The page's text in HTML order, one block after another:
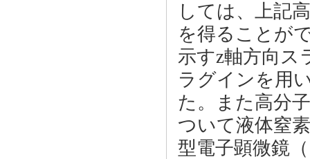
しては、上記
を得ることが
示すz軸方向ス
ラグインを用
た。また高分
ついて液体窒
型電子顕微鏡